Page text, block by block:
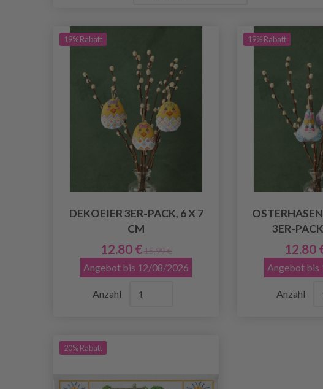
19% Rabatt
DEKOEIER 3ER-PACK, 6 X 7
CM
12.80 € 15.99 €
Angebot bis 12/08/2026
Anzahl
19% Rabatt
3ER-
12.80
Angebot bis
Anzahl
20% Rabatt